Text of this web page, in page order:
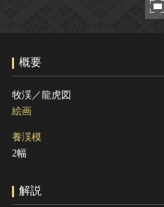
国指定文化財等データベース
概要
牧渓／龍虎図
絵画
養渓模
2幅
解説